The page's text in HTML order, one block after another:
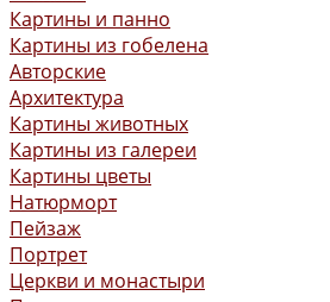
Картины и панно
Картины из гобелена
Авторские
Архитектура
Картины животных
Картины из галереи
Картины цветы
Натюрморт
Пейзаж
Портрет
Церкви и монастыри